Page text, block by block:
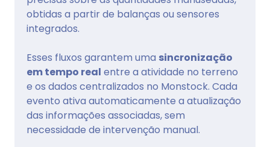
obtidas a partir de balanças ou sensores
integrados.
Esses fluxos garantem uma sincronização
em tempo real entre a atividade no terreno
e os dados centralizados no Monstock. Cada
evento ativa automaticamente a atualização
das informações associadas, sem
necessidade de intervenção manual.